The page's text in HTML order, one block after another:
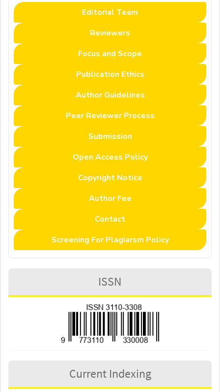
Editorial Team
Reviewers
Focus and Scope
Publication Ethics
Author Guidelines
Peer Reviewer Process
Submission
Open Access Policy
Copyright Notice
Author Fee
Contact
Screening For Plagiarsm Policy
ISSN
Current Indexing